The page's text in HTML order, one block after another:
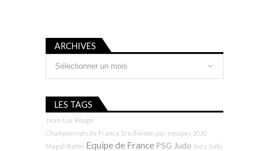
ARCHIVES
LES TAGS
Jean-Luc Rougé
Championnats de France 1re division par équipes 2020
Magali Baton Equipe de France PSG Judo Sucy Judo